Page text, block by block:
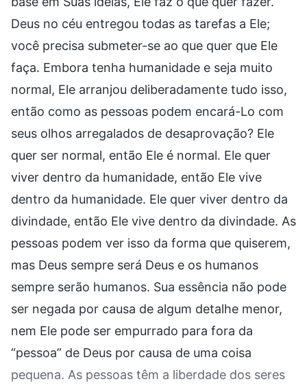
Deus no céu entregou todas as tarefas a Ele;
você precisa submeter-se ao que quer que Ele
faça. Embora tenha humanidade e seja muito
normal, Ele arranjou deliberadamente tudo isso,
então como as pessoas podem encará-Lo com
seus olhos arregalados de desaprovação? Ele
quer ser normal, então Ele é normal. Ele quer
viver dentro da humanidade, então Ele vive
dentro da humanidade. Ele quer viver dentro da
divindade, então Ele vive dentro da divindade. As
pessoas podem ver isso da forma que quiserem,
mas Deus sempre será Deus e os humanos
sempre serão humanos. Sua essência não pode
ser negada por causa de algum detalhe menor,
nem Ele pode ser empurrado para fora da
“pessoa” de Deus por causa de uma coisa
pequena. As pessoas têm a liberdade dos seres